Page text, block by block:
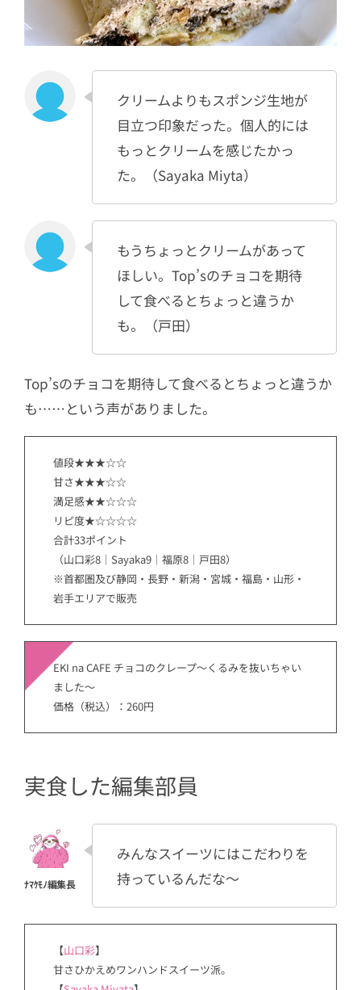
クリームよりもスポンジ生地が
目立つ印象だった。個人的には
もっとクリームを感じたかっ
た。（Sayaka Miyta）
もうちょっとクリームがあって
ほしい。Top’sのチョコを期待
して食べるとちょっと違うか
も。（戸田）
Top’sのチョコを期待して食べるとちょっと違うか
も……という声がありました。
値段★★★☆☆
甘さ★★★☆☆
満足感★★☆☆☆
リピ度★☆☆☆☆
合計33ポイント
（山口彩8｜Sayaka9｜福原8｜戸田8）
※首都圏及び静岡・長野・新潟・宮城・福島・山形・
岩手エリアで販売
EKI na CAFE チョコのクレープ～くるみを抜いちゃい
ました～
価格（税込）：260円
実食した編集部員
みんなスイーツにはこだわりを
持っているんだな～
【山口彩】
甘さひかえめワンハンドスイーツ派。